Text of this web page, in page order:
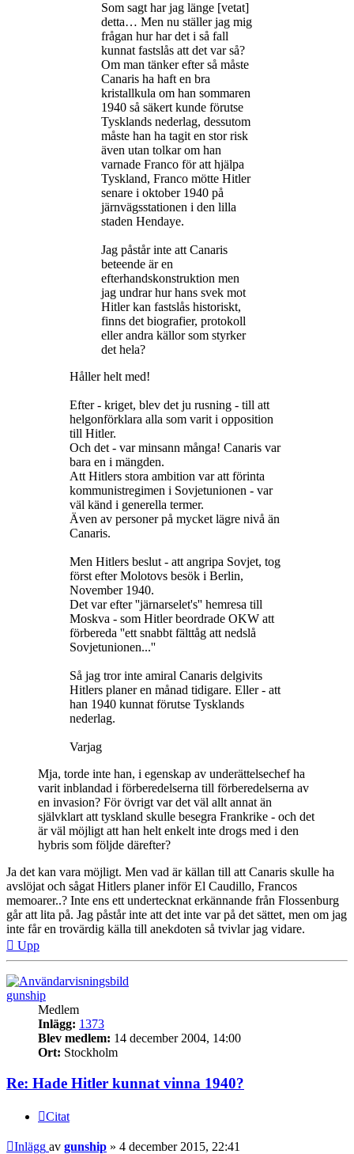
Som sagt har jag länge [vetat]
detta… Men nu ställer jag mig
frågan hur har det i så fall
kunnat fastslås att det var så?
Om man tänker efter så måste
Canaris ha haft en bra
kristallkula om han sommaren
1940 så säkert kunde förutse
Tysklands nederlag, dessutom
måste han ha tagit en stor risk
även utan tolkar om han
varnade Franco för att hjälpa
Tyskland, Franco mötte Hitler
senare i oktober 1940 på
järnvägsstationen i den lilla
staden Hendaye.
Jag påstår inte att Canaris
beteende är en
efterhandskonstruktion men
jag undrar hur hans svek mot
Hitler kan fastslås historiskt,
finns det biografier, protokoll
eller andra källor som styrker
det hela?
Håller helt med!
Efter - kriget, blev det ju rusning - till att
helgonförklara alla som varit i opposition
till Hitler.
Och det - var minsann många! Canaris var
bara en i mängden.
Att Hitlers stora ambition var att förinta
kommunistregimen i Sovjetunionen - var
väl känd i generella termer.
Även av personer på mycket lägre nivå än
Canaris.
Men Hitlers beslut - att angripa Sovjet, tog
först efter Molotovs besök i Berlin,
November 1940.
Det var efter ''järnarselet's'' hemresa till
Moskva - som Hitler beordrade OKW att
förbereda ''ett snabbt fälttåg att nedslå
Sovjetunionen...''
Så jag tror inte amiral Canaris delgivits
Hitlers planer en månad tidigare. Eller - att
han 1940 kunnat förutse Tysklands
nederlag.
Varjag
Mja, torde inte han, i egenskap av underättelsechef ha
varit inblandad i förberedelserna till förberedelserna av
en invasion? För övrigt var det väl allt annat än
självklart att tyskland skulle besegra Frankrike - och det
är väl möjligt att han helt enkelt inte drogs med i den
hybris som följde därefter?
Ja det kan vara möjligt. Men vad är källan till att Canaris skulle ha
avslöjat och sågat Hitlers planer inför El Caudillo, Francos
memoarer..? Inte ens ett undertecknat erkännande från Flossenburg
går att lita på. Jag påstår inte att det inte var på det sättet, men om jag
inte får en trovärdig källa till anekdoten så tvivlar jag vidare.
Upp
gunship
Medlem
Inlägg: 1373
Blev medlem: 14 december 2004, 14:00
Ort: Stockholm
Re: Hade Hitler kunnat vinna 1940?
Citat
Inlägg av gunship » 4 december 2015, 22:41